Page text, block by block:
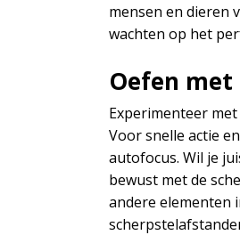
mensen en dieren
wachten op het
Oefen
Experimenteer
Voor snelle actie
autofocus. Wil je
bewust met de
andere elementen